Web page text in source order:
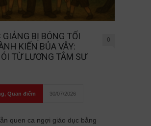
GIẢNG BỊ BÓNG TỐI
KIẾN BỦA VÂY:
TỪ LƯƠNG TÂM SƯ
0
, Quan điểm 30/07/2026
quen ca ngợi giáo dục bằng